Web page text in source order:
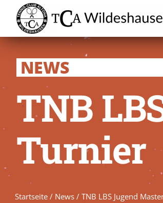
Inhalt
springen
NEWS
TNB
Turnier
Startseite / News / TNB LBS Jugend